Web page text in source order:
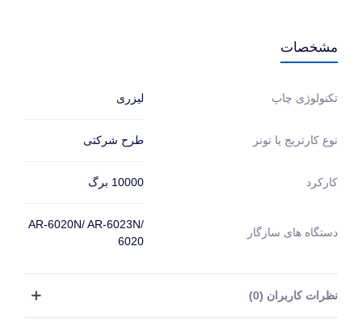
مشخصات
تکنولوژی چاپ لیزری
نوع کارتریج یا تونر طرح شرکتی
کارکرد 10000 برگ
دستگاه های سازگار
AR-6020N/ AR-6023N/
6020
نظرات کاربران (0)